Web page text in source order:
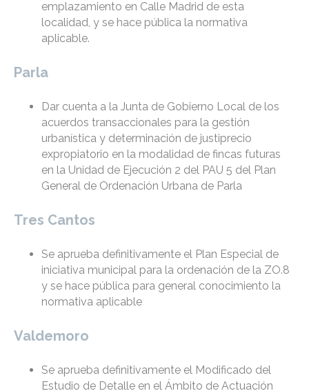
emplazamiento en Calle Madrid de esta
localidad, y se hace pública la normativa
aplicable.
Parla
Dar cuenta a la Junta de Gobierno Local de los
acuerdos transaccionales para la gestión
urbanística y determinación de justiprecio
expropiatorio en la modalidad de fincas futuras
en la Unidad de Ejecución 2 del PAU 5 del Plan
General de Ordenación Urbana de Parla
Tres Cantos
Se aprueba definitivamente el Plan Especial de
iniciativa municipal para la ordenación de la ZO.8
y se hace pública para general conocimiento la
normativa aplicable
Valdemoro
Se aprueba definitivamente el Modificado del
Estudio de Detalle en el Ámbito de Actuación